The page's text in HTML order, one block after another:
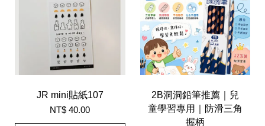
JR mini貼紙107
NT$ 40.00
2B洞洞鉛筆推薦｜兒
童學習專用｜防滑三角
握柄